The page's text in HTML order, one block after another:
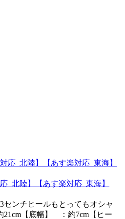
_北陸】【あす楽対応_東海】
ンチヒールもとってもオシャ
21cm【底幅】 ：約7cm【ヒー